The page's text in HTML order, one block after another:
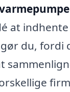
at
du, fordi